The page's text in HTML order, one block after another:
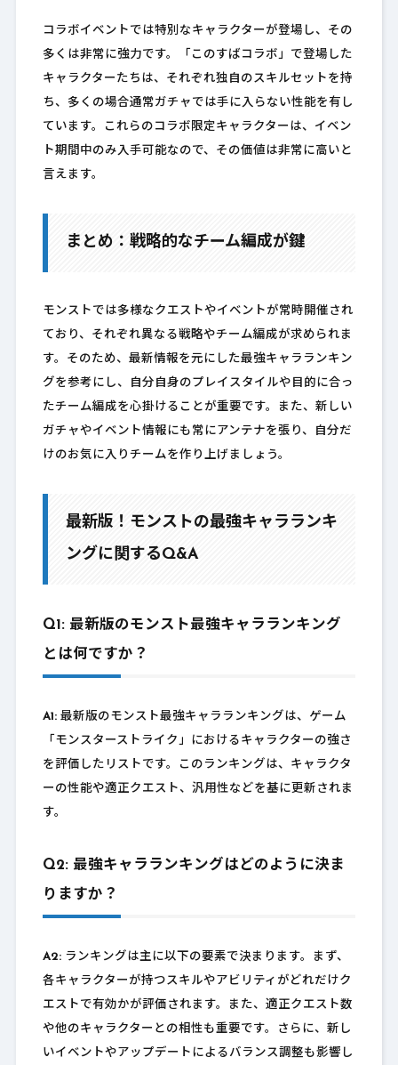
コラボイベントでは特別なキャラクターが登場し、その
多くは非常に強力です。「このすばコラボ」で登場した
キャラクターたちは、それぞれ独自のスキルセットを持
ち、多くの場合通常ガチャでは手に入らない性能を有し
ています。これらのコラボ限定キャラクターは、イベン
ト期間中のみ入手可能なので、その価値は非常に高いと
言えます。
まとめ：戦略的なチーム編成が鍵
モンストでは多様なクエストやイベントが常時開催され
ており、それぞれ異なる戦略やチーム編成が求められま
す。そのため、最新情報を元にした最強キャラランキン
グを参考にし、自分自身のプレイスタイルや目的に合っ
たチーム編成を心掛けることが重要です。また、新しい
ガチャやイベント情報にも常にアンテナを張り、自分だ
けのお気に入りチームを作り上げましょう。
最新版！モンストの最強キャラランキ
ングに関するQ&A
Q1: 最新版のモンスト最強キャラランキング
とは何ですか？
A1:最新版のモンスト最強キャラランキングは、ゲーム
「モンスターストライク」におけるキャラクターの強さ
を評価したリストです。このランキングは、キャラクタ
ーの性能や適正クエスト、汎用性などを基に更新されま
す。
Q2: 最強キャラランキングはどのように決ま
りますか？
A2:ランキングは主に以下の要素で決まります。まず、
各キャラクターが持つスキルやアビリティがどれだけク
エストで有効かが評価されます。また、適正クエスト数
や他のキャラクターとの相性も重要です。さらに、新し
いイベントやアップデートによるバランス調整も影響し